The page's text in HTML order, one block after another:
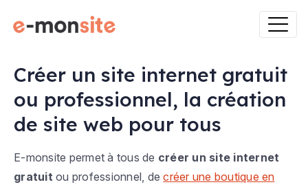
Créer un site internet gratuit
ou professionnel, la création
de site web pour tous
E-monsite permet à tous de créer un site internet
gratuit ou professionnel, decréer une boutique en